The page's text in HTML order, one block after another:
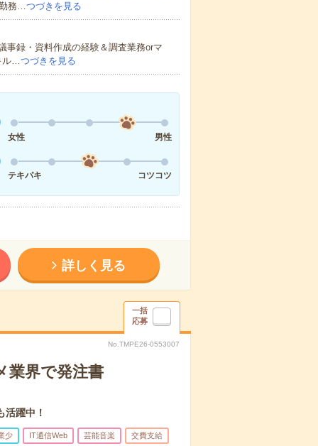
務…つづきを見る
録・資料作成の経験＆調査業務orマ
ル…つづきを見る
女性 男性
テキパキ コツコツ
詳しく見る
一括
応募
No.TMPE26-0553007
業界で発注書
躍中！
少 IT通信Web 芸能音楽 交費支給